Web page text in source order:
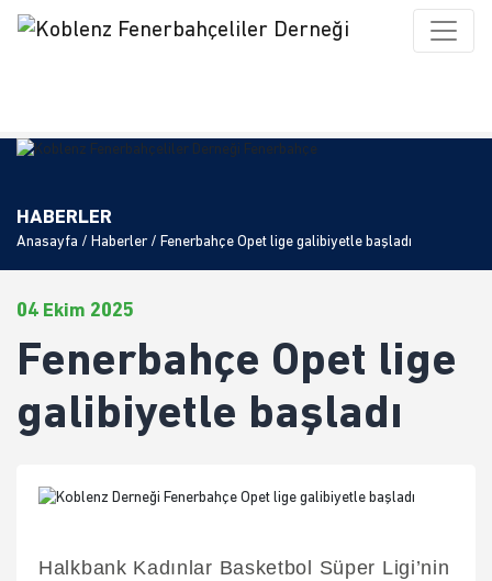
HABERLER
Anasayfa / Haberler / Fenerbahçe Opet lige galibiyetle başladı
04 Ekim 2025
Fenerbahçe Opet lige
galibiyetle başladı
Halkbank Kadınlar Basketbol Süper Ligi’nin